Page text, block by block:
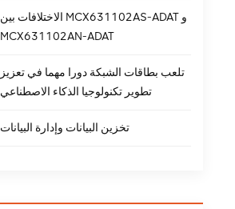
الاختلافات بين MCX631102AS-ADAT و
MCX631102AN-ADAT
تلعب بطاقات الشبكة دورا مهما في تعزيز
تطوير تكنولوجيا الذكاء الاصطناعي
تخزين البيانات وإدارة البيانات